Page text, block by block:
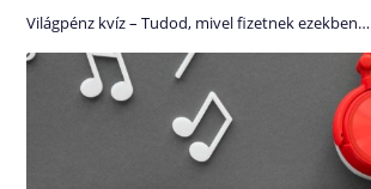
Világpénz kvíz – Tudod, mivel fizetnek ezekben…